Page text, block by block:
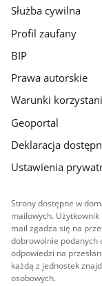
Służba cywilna
Profil zaufany
BIP
Prawa autorskie
Warunki
Geoportal
Deklaracja
Ustawienia
Strony dostępne w
mailowych.
mail zgadza się na
dobrowolnie podanych
odpowiedzi na
każdą z jednostek
osobowych.